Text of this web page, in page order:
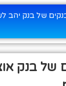
של בנק יהב
של בנק